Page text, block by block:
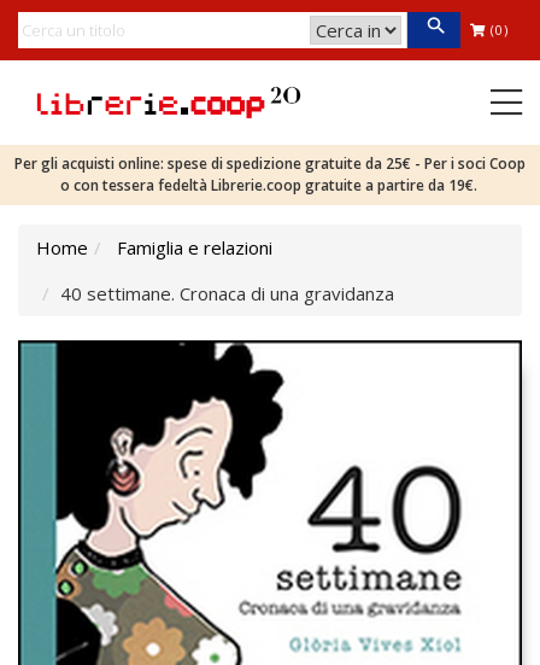
(0)
Per gli acquisti online: spese di spedizione gratuite da 25€ - Per i soci Coop
o con tessera fedeltà Librerie.coop gratuite a partire da 19€.
Home
Famiglia e relazioni
40 settimane. Cronaca di una gravidanza